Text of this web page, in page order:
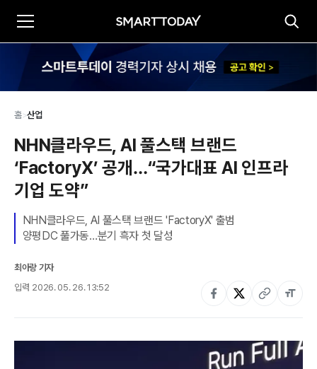
홈>산업
NHN클라우드, AI 풀스택 브랜드
‘FactoryX’ 공개…“국가대표 AI 인프라
기업 도약”
NHN클라우드, AI 풀스택 브랜드 'FactoryX' 출범
최아랑 기자
입력 2026. 05. 26. 13:52